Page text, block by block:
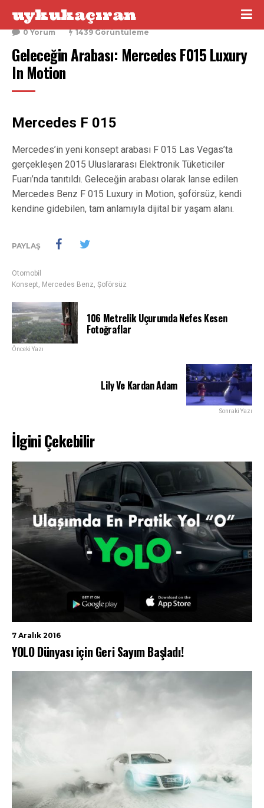
uykukaçıran
26 Aralık 2015
0 Yorum
1439 Görüntüleme
Geleceğin Arabası: Mercedes F015 Luxury
In Motion
Mercedes F 015
Mercedes’in yeni konsept arabası F 015 Las Vegas’ta
gerçekleşen 2015 Uluslararası Elektronik Tüketiciler
Fuarı’nda tanıtıldı. Geleceğin arabası olarak lanse edilen
Mercedes Benz F 015 Luxury in Motion, şoförsüz, kendi
kendine gidebilen, tam anlamıyla dijital bir yaşam alanı.
PAYLAŞ
Otomobil
Konsept, Mercedes Benz, Şoförsüz
106 Metrelik Uçurumda Nefes Kesen
Fotoğraflar
Önceki Yazı
Lily Ve Kardan Adam
Sonraki Yazı
İlgini Çekebilir
7 Aralık 2016
YOLO Dünyası için Geri Sayım Başladı!